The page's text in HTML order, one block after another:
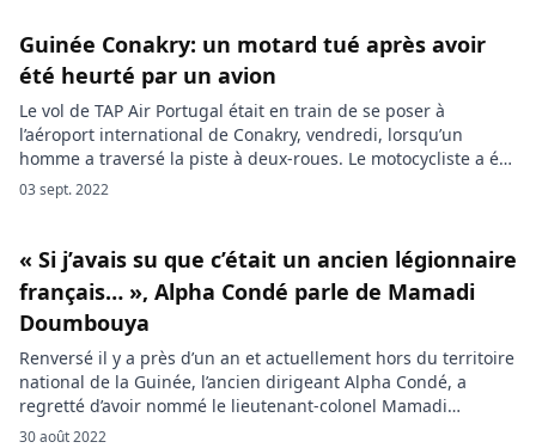
le Comité national pour le rassemblement et […]
Guinée Conakry: un motard tué après avoir
été heurté par un avion
Le vol de TAP Air Portugal était en train de se poser à
l’aéroport international de Conakry, vendredi, lorsqu’un
homme a traversé la piste à deux-roues. Le motocycliste a été
tué. Un motard a été tué vendredi après avoir heurté un
03 sept. 2022
« Si j’avais su que c’était un ancien légionnaire
français… », Alpha Condé parle de Mamadi
Doumbouya
Renversé il y a près d’un an et actuellement hors du territoire
national de la Guinée, l’ancien dirigeant Alpha Condé, a
regretté d’avoir nommé le lieutenant-colonel Mamadi
Doumbouya à la tête des forces spéciales de la Guinée.
30 août 2022